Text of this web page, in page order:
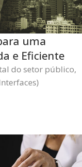
uma
e Eficiente
do setor público,